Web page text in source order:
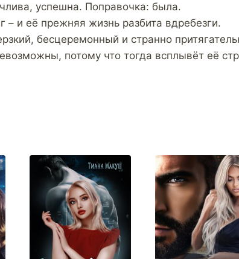
успешна. Поправочка: была.
– и её прежняя жизнь разбита вдребезги.
бесцеремонный и странно
потому что тогда всплывёт её